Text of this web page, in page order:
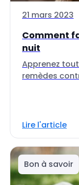
21 mars 2023
Comment
nuit
Apprenez
remèdes
Lire l'article
Bon à savoir